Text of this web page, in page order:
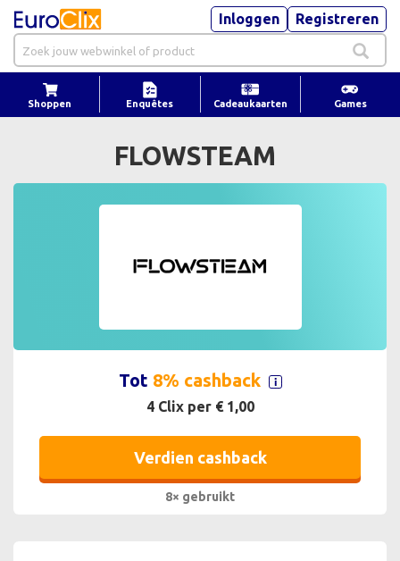
Inloggen Registreren
Shoppen Enquêtes Cadeaukaarten Games
FLOWSTEAM
Tot 8% cashback
4 Clix per € 1,00
Verdien cashback
8× gebruikt